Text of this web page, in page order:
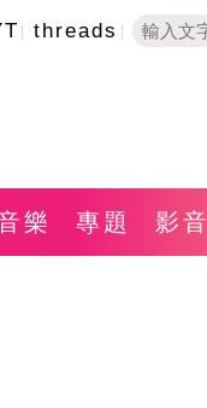
threads
樂 專題 影音